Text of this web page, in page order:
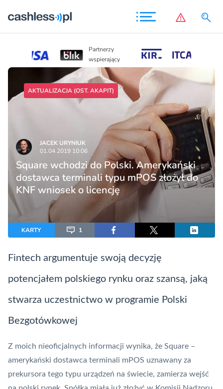
Partnerzy
wspierający
AKTUALIZACJA (OST. AKAPIT)
JACEK URYNIUK
01.04.2019 10:06
Square wchodzi do Polski. Amerykański
dostawca terminali typu mPOS złożył do
KNF wniosek o licencję
KARTY 1
Fintech argumentuje swoją decyzję
potencjałem polskiego rynku oraz szansą, jaką
stwarza uczestnictwo w programie Polski
Bezgotówkowej
Z moich nieoficjalnych informacji wynika, że Square –
amerykański dostawca terminali mPOS uznawany za
prekursora tego typu urządzeń na świecie, zamierza wejść